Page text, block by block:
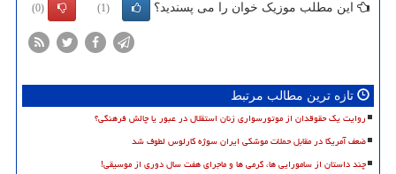
این مطلب موزیک خوان را می پسندید؟ (1)
(0)
تازه ترین مطالب مرتبط
روایت یک حقوقدان از موتورسواری زنان استقلال در عبور یا چالش فرهنگی؟
ضعف آمریکا در مقابل حملات موشکی ایران سوژه کارلوس لطوف شد
چند داستان از سامورایی ها، گرمی ها و ماجرای هفت سال دوری از موسیقی!